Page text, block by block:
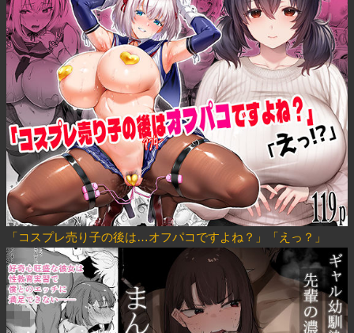
「コスプレ売り子の後は…オフパコですよね？」「えっ？」